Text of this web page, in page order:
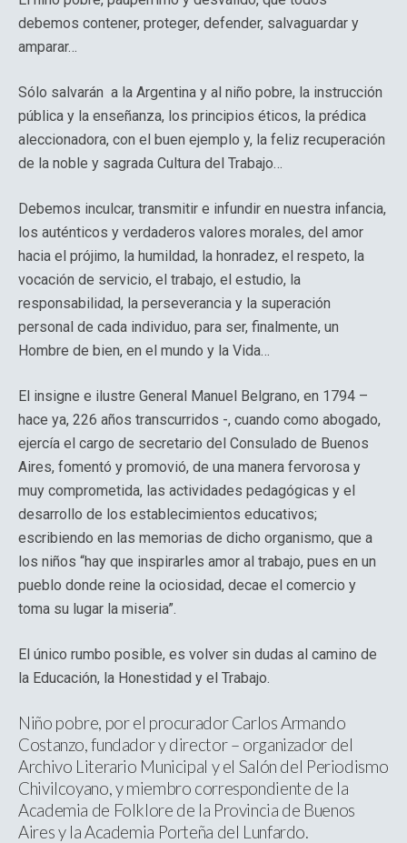
debemos contener, proteger, defender, salvaguardar y
amparar…
Sólo salvarán a la Argentina y al niño pobre, la instrucción
pública y la enseñanza, los principios éticos, la prédica
aleccionadora, con el buen ejemplo y, la feliz recuperación
de la noble y sagrada Cultura del Trabajo…
Debemos inculcar, transmitir e infundir en nuestra infancia,
los auténticos y verdaderos valores morales, del amor
hacia el prójimo, la humildad, la honradez, el respeto, la
vocación de servicio, el trabajo, el estudio, la
responsabilidad, la perseverancia y la superación
personal de cada individuo, para ser, finalmente, un
Hombre de bien, en el mundo y la Vida…
El insigne e ilustre General Manuel Belgrano, en 1794 –
hace ya, 226 años transcurridos -, cuando como abogado,
ejercía el cargo de secretario del Consulado de Buenos
Aires, fomentó y promovió, de una manera fervorosa y
muy comprometida, las actividades pedagógicas y el
desarrollo de los establecimientos educativos;
escribiendo en las memorias de dicho organismo, que a
los niños “hay que inspirarles amor al trabajo, pues en un
pueblo donde reine la ociosidad, decae el comercio y
toma su lugar la miseria”.
El único rumbo posible, es volver sin dudas al camino de
la Educación, la Honestidad y el Trabajo.
Niño pobre, por el procurador Carlos Armando
Costanzo, fundador y director – organizador del
Archivo Literario Municipal y el Salón del Periodismo
Chivilcoyano, y miembro correspondiente de la
Academia de Folklore de la Provincia de Buenos
Aires y la Academia Porteña del Lunfardo.